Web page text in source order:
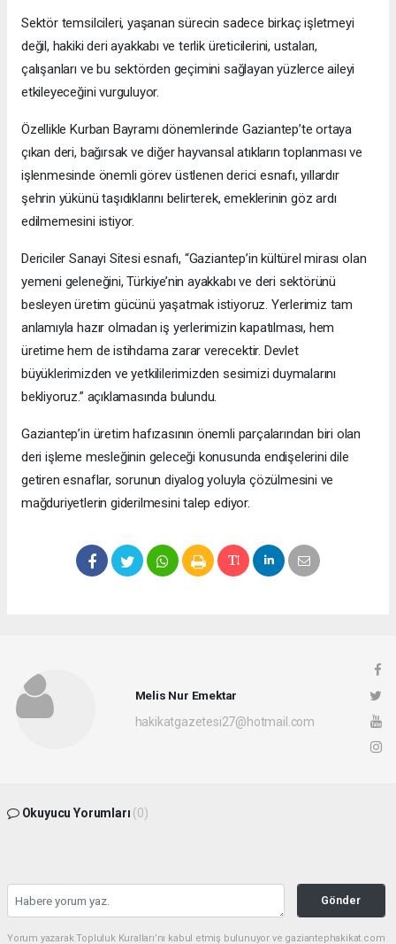
Sektör temsilcileri, yaşanan sürecin sadece birkaç işletmeyi
değil, hakiki deri ayakkabı ve terlik üreticilerini, ustaları,
çalışanları ve bu sektörden geçimini sağlayan yüzlerce aileyi
etkileyeceğini vurguluyor.
Özellikle Kurban Bayramı dönemlerinde Gaziantep’te ortaya
çıkan deri, bağırsak ve diğer hayvansal atıkların toplanması ve
işlenmesinde önemli görev üstlenen derici esnafı, yıllardır
şehrin yükünü taşıdıklarını belirterek, emeklerinin göz ardı
edilmemesini istiyor.
Dericiler Sanayi Sitesi esnafı, “Gaziantep’in kültürel mirası olan
yemeni geleneğini, Türkiye’nin ayakkabı ve deri sektörünü
besleyen üretim gücünü yaşatmak istiyoruz. Yerlerimiz tam
anlamıyla hazır olmadan iş yerlerimizin kapatılması, hem
üretime hem de istihdama zarar verecektir. Devlet
büyüklerimizden ve yetkililerimizden sesimizi duymalarını
bekliyoruz.” açıklamasında bulundu.
Gaziantep’in üretim hafızasının önemli parçalarından biri olan
deri işleme mesleğinin geleceği konusunda endişelerini dile
getiren esnaflar, sorunun diyalog yoluyla çözülmesini ve
mağduriyetlerin giderilmesini talep ediyor.
Melis Nur Emektar
hakikatgazetesi27@hotmail.com
Okuyucu Yorumları (0)
Gönder
Yorum yazarak Topluluk Kuralları’nı kabul etmiş bulunuyor ve gaziantephakikat.com